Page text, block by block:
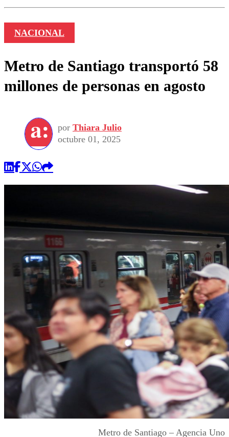
NACIONAL
Metro de Santiago transportó 58
millones de personas en agosto
por Thiara Julio
octubre 01, 2025
Metro de Santiago – Agencia Uno